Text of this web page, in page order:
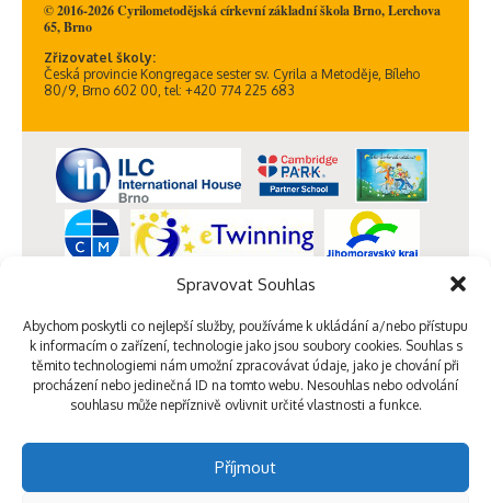
Spravovat Souhlas
Abychom poskytli co nejlepší služby, používáme k ukládání a/nebo přístupu
k informacím o zařízení, technologie jako jsou soubory cookies. Souhlas s
těmito technologiemi nám umožní zpracovávat údaje, jako je chování při
procházení nebo jedinečná ID na tomto webu. Nesouhlas nebo odvolání
souhlasu může nepříznivě ovlivnit určité vlastnosti a funkce.
Příjmout
© 2016-2026 Cyrilometodějská církevní základní škola Brno, Lerchova
65, Brno
Zřizovatel školy:
Česká provincie Kongregace sester sv. Cyrila a Metoděje, Bíleho
80/9, Brno 602 00, tel: +420 774 225 683